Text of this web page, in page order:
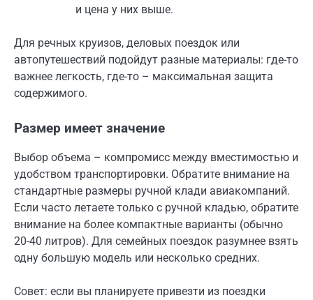
и цена у них выше.
Для речных круизов, деловых поездок или
автопутешествий подойдут разные материалы: где-то
важнее легкость, где-то – максимальная защита
содержимого.
Размер имеет значение
Выбор объема – компромисс между вместимостью и
удобством транспортировки. Обратите внимание на
стандартные размеры ручной клади авиакомпаний.
Если часто летаете только с ручной кладью, обратите
внимание на более компактные варианты (обычно
20-40 литров). Для семейных поездок разумнее взять
одну большую модель или несколько средних.
Совет: если вы планируете привезти из поездки